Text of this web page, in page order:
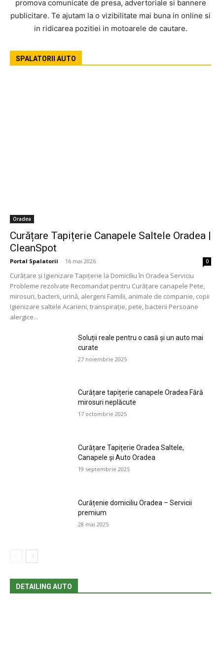
promova comunicate de presa, advertoriale si bannere
publicitare. Te ajutam la o vizibilitate mai buna in online si
in ridicarea pozitiei in motoarele de cautare.
SPALATORII AUTO
Oradea
Curățare Tapițerie Canapele Saltele Oradea |
CleanSpot
Portal Spalatorii - 16 mai 2026 0
Curățare și Igienizare Tapițerie la Domiciliu în Oradea Serviciu
Probleme rezolvate Recomandat pentru Curățare canapele Pete,
mirosuri, bacterii, urină, alergeni Familii, animale de companie, copii
Igienizare saltele Acarieni, transpirație, pete, bacterii Persoane
alergice...
Soluții reale pentru o casă și un auto mai
curate
27 noiembrie 2025
Curățare tapițerie canapele Oradea Fără
mirosuri neplăcute
17 octombrie 2025
Curățare Tapițerie Oradea Saltele,
Canapele și Auto Oradea
19 septembrie 2025
Curățenie domiciliu Oradea – Servicii
premium
28 mai 2025
DETAILING AUTO